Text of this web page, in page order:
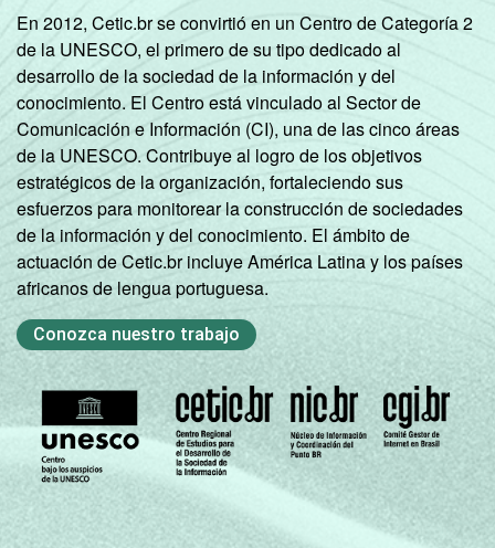
En 2012, Cetic.br se convirtió en un Centro de Categoría 2
de la UNESCO, el primero de su tipo dedicado al
desarrollo de la sociedad de la información y del
conocimiento. El Centro está vinculado al Sector de
Comunicación e Información (CI), una de las cinco áreas
de la UNESCO. Contribuye al logro de los objetivos
estratégicos de la organización, fortaleciendo sus
esfuerzos para monitorear la construcción de sociedades
de la información y del conocimiento. El ámbito de
actuación de Cetic.br incluye América Latina y los países
africanos de lengua portuguesa.
Conozca nuestro trabajo